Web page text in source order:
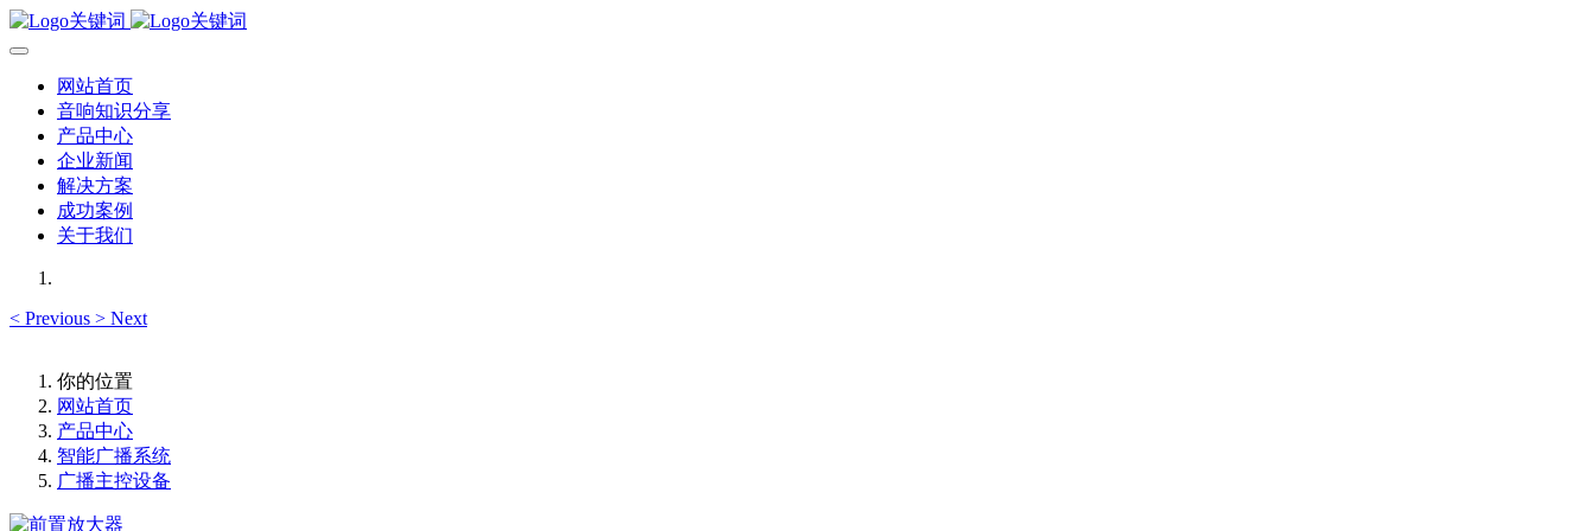
网站首页
音响知识分享
产品中心
企业新闻
解决方案
成功案例
关于我们
< Previous > Next
你的位置
网站首页
产品中心
智能广播系统
广播主控设备